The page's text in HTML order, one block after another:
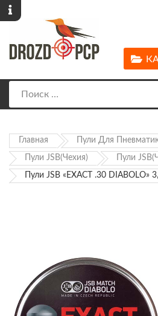
Главная Пули Для
Пули JSB(Чехия) Пули
Пули JSB «EXACT .30